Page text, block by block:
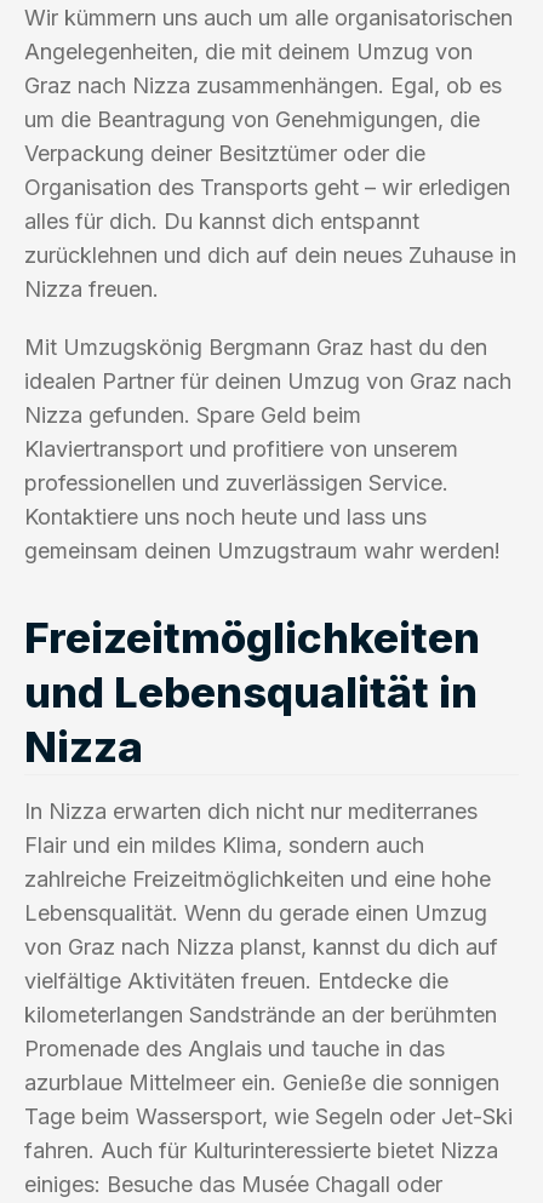
Wir kümmern uns auch um alle organisatorischen
Angelegenheiten, die mit deinem Umzug von
Graz nach Nizza zusammenhängen. Egal, ob es
um die Beantragung von Genehmigungen, die
Verpackung deiner Besitztümer oder die
Organisation des Transports geht – wir erledigen
alles für dich. Du kannst dich entspannt
zurücklehnen und dich auf dein neues Zuhause in
Nizza freuen.
Mit Umzugskönig Bergmann Graz hast du den
idealen Partner für deinen Umzug von Graz nach
Nizza gefunden. Spare Geld beim
Klaviertransport und profitiere von unserem
professionellen und zuverlässigen Service.
Kontaktiere uns noch heute und lass uns
gemeinsam deinen Umzugstraum wahr werden!
Freizeitmöglichkeiten
und Lebensqualität in
Nizza
In Nizza erwarten dich nicht nur mediterranes
Flair und ein mildes Klima, sondern auch
zahlreiche Freizeitmöglichkeiten und eine hohe
Lebensqualität. Wenn du gerade einen Umzug
von Graz nach Nizza planst, kannst du dich auf
vielfältige Aktivitäten freuen. Entdecke die
kilometerlangen Sandstrände an der berühmten
Promenade des Anglais und tauche in das
azurblaue Mittelmeer ein. Genieße die sonnigen
Tage beim Wassersport, wie Segeln oder Jet-Ski
fahren. Auch für Kulturinteressierte bietet Nizza
einiges: Besuche das Musée Chagall oder